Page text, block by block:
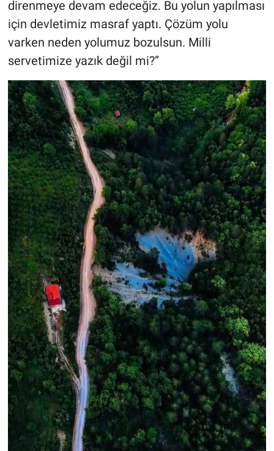
direnmeye devam edeceğiz. Bu yolun yapılması
için devletimiz masraf yaptı. Çözüm yolu
varken neden yolumuz bozulsun. Milli
servetimize yazık değil mi?”